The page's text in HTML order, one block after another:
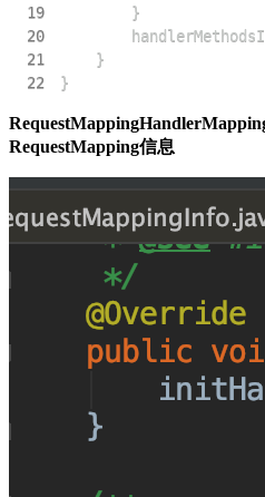
19
20
21
22
}
RequestMapping信息